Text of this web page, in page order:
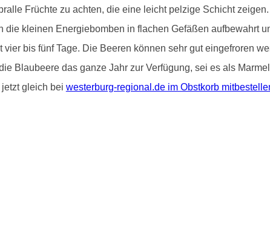
Früchte zu achten, die eine leicht pelzige Schicht
die kleinen Energiebomben in flachen Gefäßen aufbewahrt
vier bis fünf Tage. Die Beeren können sehr gut eingefroren
Blaubeere das ganze Jahr zur Verfügung, sei es als
gleich bei westerburg-regional.de im Obstkorb